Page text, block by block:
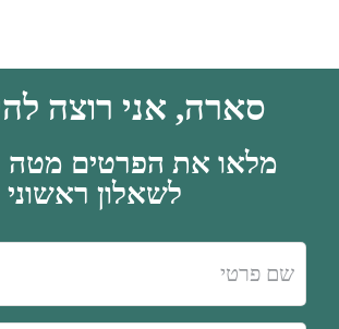
סארה, אני רוצה
מלאו את הפרטים מטה
לשאלון ראשוני